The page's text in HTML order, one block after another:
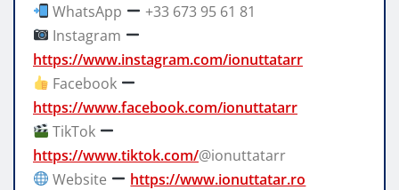
WhatsApp
+33 673 95 61 81
Instagram
https://www.instagram.com/ionuttatarr
Facebook
https://www.facebook.com/ionuttatarr
TikTok
https://www.tiktok.com/@ionuttatarr
Website
https://www.ionuttatar.ro